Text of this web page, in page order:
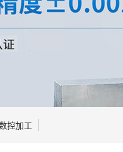
控加工